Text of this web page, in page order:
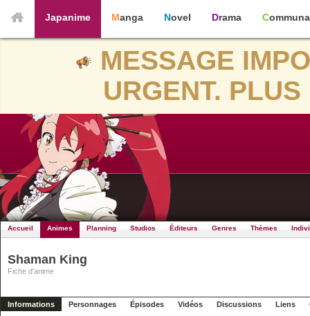
Japanime Manga Novel Drama
MESSAGE
URGENT.
Accueil Animes Planning Studios Éditeurs Genres Thèmes
Shaman King
Fiche d'anime
Informations Personnages Épisodes Vidéos Discussions Liens